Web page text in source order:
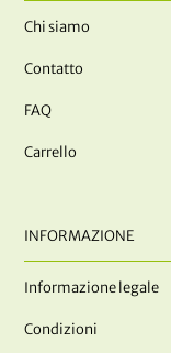
Chi siamo
Contatto
FAQ
Carrello
INFORMAZIONE
Informazione legale
Condizioni